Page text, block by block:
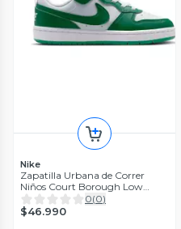
Nike
Zapatilla Urbana de Correr
Niños Court Borough Low
Recraft
0(0)
$46.990